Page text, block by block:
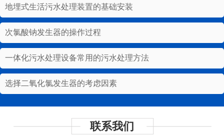
地埋式生活污水处理装置的基础安装
次氯酸钠发生器的操作过程
一体化污水处理设备常用的污水处理方法
选择二氧化氯发生器的考虑因素
联系我们